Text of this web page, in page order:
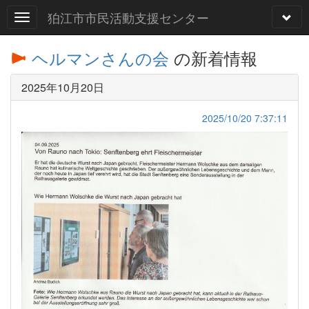
狛江市市民活動支援センター
ヘルマンさんの会 の新着情報
2025年10月20日
2025/10/20 7:37:11